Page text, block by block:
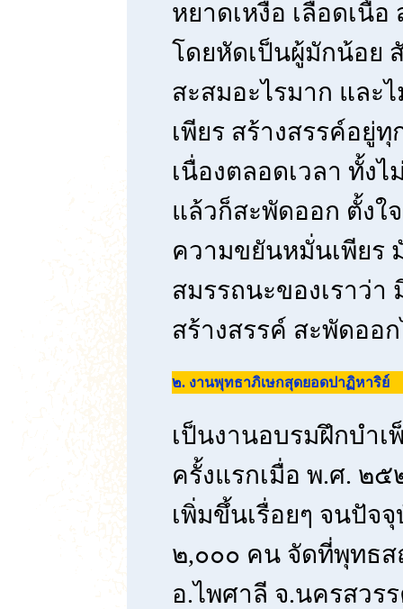
หยาดเหงื่อ เลือดเนื้อ
โดยหัดเป็นผู้มักน้อย
สะสมอะไรมาก และ
เพียร สร้างสรรค์อยู่
เนื่องตลอดเวลา ทั้ง
แล้วก็สะพัดออก ตั้งใ
ความขยันหมั่นเพียร
สมรรถนะของเราว่า
สร้างสรรค์ สะพัดออ
๒. งานพุทธาภิเษกสุดยอดปาฏิหาริย์
เป็นงานอบรมฝึกบำ
ครั้งแรกเมื่อ พ.ศ. ๒
เพิ่มขึ้นเรื่อยๆ จนปัจ
๒,๐๐๐ คน จัดที่พุทธส
อ.ไพศาลี จ.นครสวร